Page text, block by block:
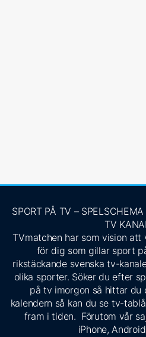
SPORT PÅ TV –
TV
TVmatchen har som vision
för dig som gillar sport
rikstäckande svenska tv-
olika sporter. Söker du efter
på tv imorgon så hittar du
kalendern så kan du se tv-
fram i tiden. Förutom vår
iPhone,